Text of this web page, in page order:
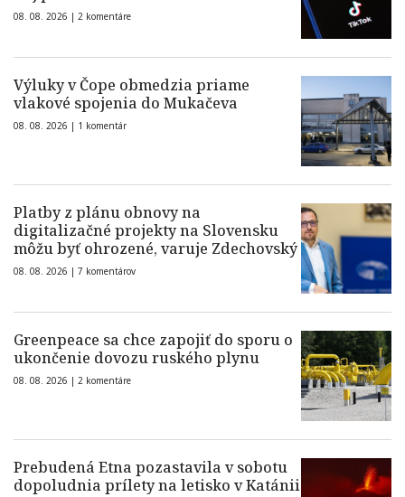
08. 08. 2026 | 2 komentáre
Výluky v Čope obmedzia priame
vlakové spojenia do Mukačeva
08. 08. 2026 | 1 komentár
Platby z plánu obnovy na
digitalizačné projekty na Slovensku
môžu byť ohrozené, varuje Zdechovský
08. 08. 2026 | 7 komentárov
Greenpeace sa chce zapojiť do sporu o
ukončenie dovozu ruského plynu
08. 08. 2026 | 2 komentáre
Prebudená Etna pozastavila v sobotu
dopoludnia prílety na letisko v Katánii